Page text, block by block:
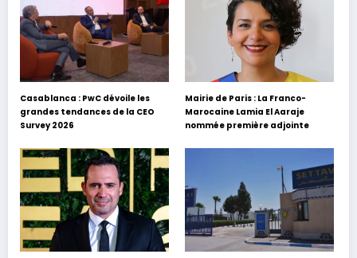
Casablanca : PwC dévoile les
grandes tendances de la CEO
Survey 2026
Mairie de Paris : La Franco-
Marocaine Lamia El Aaraje
nommée première adjointe